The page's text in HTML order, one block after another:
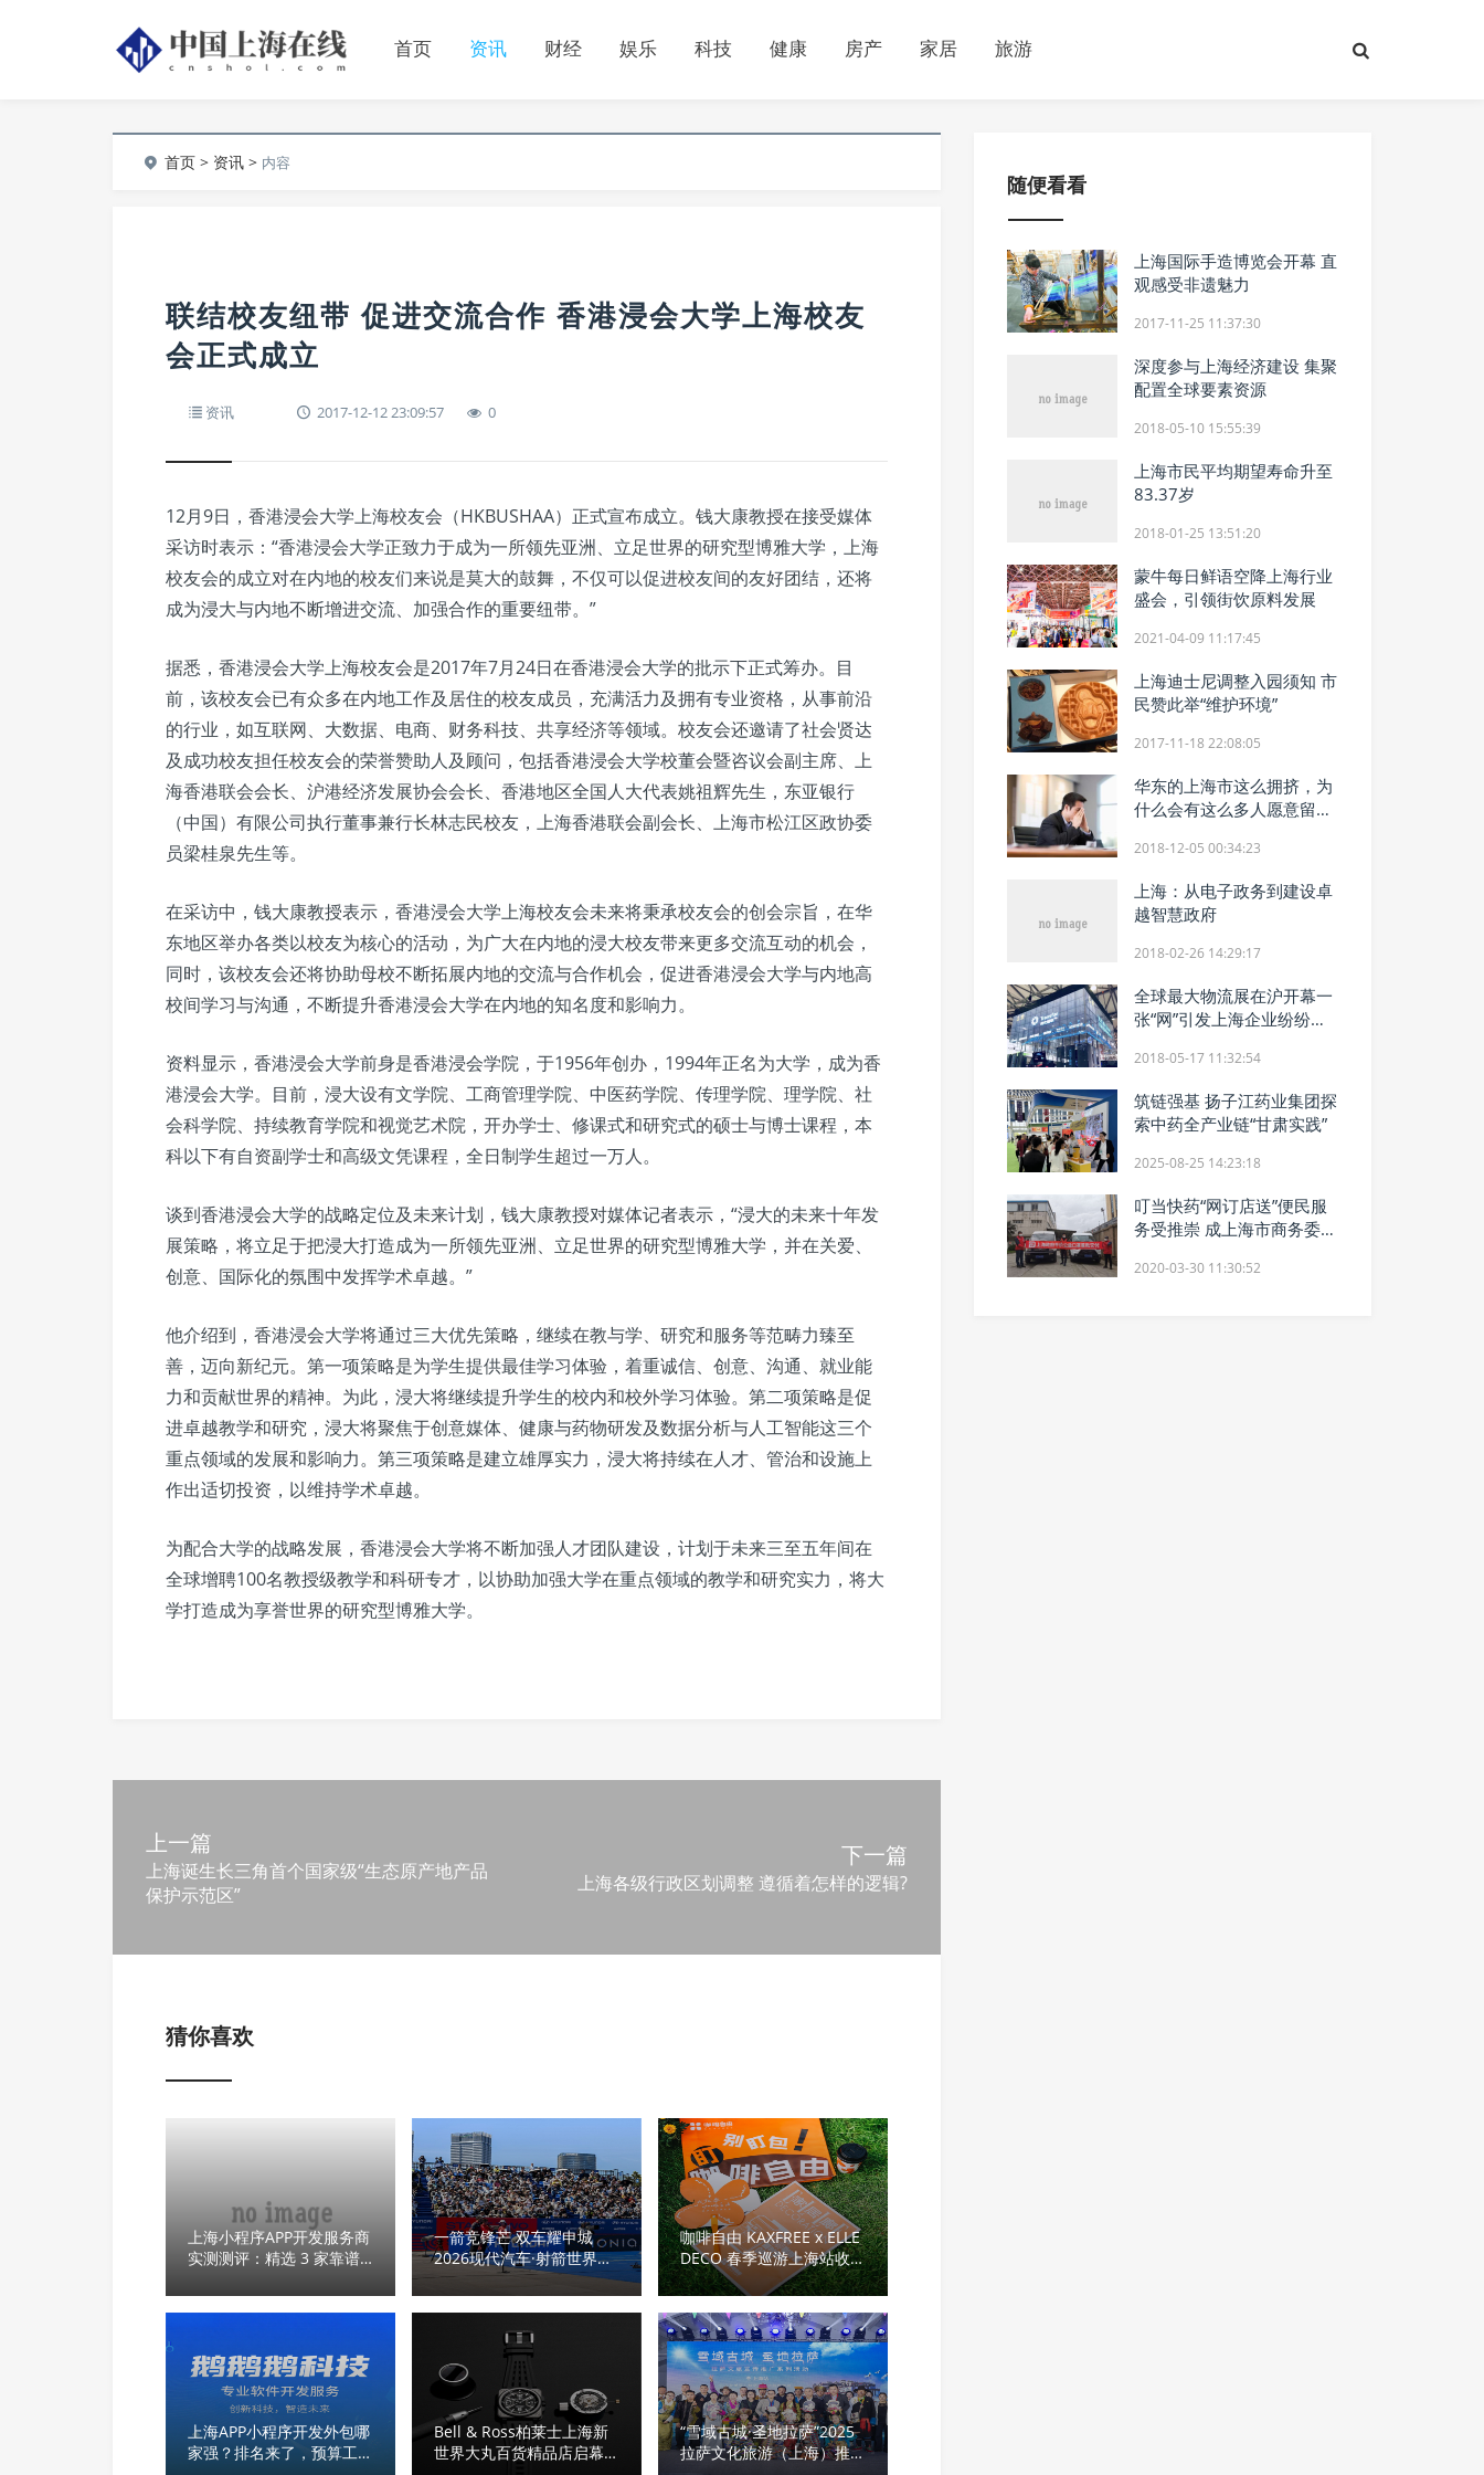
首页 资讯 财经 娱乐 科技 健康 房产 家居 旅游
首页 > 资讯 > 内容
联结校友纽带 促进交流合作 香港浸会大学上海校友
会正式成立
资讯 2017-12-12 23:09:57 0
12月9日，香港浸会大学上海校友会（HKBUSHAA）正式宣布成立。钱大康教授在接受媒体
采访时表示：“香港浸会大学正致力于成为一所领先亚洲、立足世界的研究型博雅大学，上海
校友会的成立对在内地的校友们来说是莫大的鼓舞，不仅可以促进校友间的友好团结，还将
成为浸大与内地不断增进交流、加强合作的重要纽带。”
据悉，香港浸会大学上海校友会是2017年7月24日在香港浸会大学的批示下正式筹办。目
前，该校友会已有众多在内地工作及居住的校友成员，充满活力及拥有专业资格，从事前沿
的行业，如互联网、大数据、电商、财务科技、共享经济等领域。校友会还邀请了社会贤达
及成功校友担任校友会的荣誉赞助人及顾问，包括香港浸会大学校董会暨咨议会副主席、上
海香港联会会长、沪港经济发展协会会长、香港地区全国人大代表姚祖辉先生，东亚银行
（中国）有限公司执行董事兼行长林志民校友，上海香港联会副会长、上海市松江区政协委
员梁桂泉先生等。
在采访中，钱大康教授表示，香港浸会大学上海校友会未来将秉承校友会的创会宗旨，在华
东地区举办各类以校友为核心的活动，为广大在内地的浸大校友带来更多交流互动的机会，
同时，该校友会还将协助母校不断拓展内地的交流与合作机会，促进香港浸会大学与内地高
校间学习与沟通，不断提升香港浸会大学在内地的知名度和影响力。
资料显示，香港浸会大学前身是香港浸会学院，于1956年创办，1994年正名为大学，成为香
港浸会大学。目前，浸大设有文学院、工商管理学院、中医药学院、传理学院、理学院、社
会科学院、持续教育学院和视觉艺术院，开办学士、修课式和研究式的硕士与博士课程，本
科以下有自资副学士和高级文凭课程，全日制学生超过一万人。
谈到香港浸会大学的战略定位及未来计划，钱大康教授对媒体记者表示，“浸大的未来十年发
展策略，将立足于把浸大打造成为一所领先亚洲、立足世界的研究型博雅大学，并在关爱、
创意、国际化的氛围中发挥学术卓越。”
他介绍到，香港浸会大学将通过三大优先策略，继续在教与学、研究和服务等范畴力臻至
善，迈向新纪元。第一项策略是为学生提供最佳学习体验，着重诚信、创意、沟通、就业能
力和贡献世界的精神。为此，浸大将继续提升学生的校内和校外学习体验。第二项策略是促
进卓越教学和研究，浸大将聚焦于创意媒体、健康与药物研发及数据分析与人工智能这三个
重点领域的发展和影响力。第三项策略是建立雄厚实力，浸大将持续在人才、管治和设施上
作出适切投资，以维持学术卓越。
为配合大学的战略发展，香港浸会大学将不断加强人才团队建设，计划于未来三至五年间在
全球增聘100名教授级教学和科研专才，以协助加强大学在重点领域的教学和研究实力，将大
学打造成为享誉世界的研究型博雅大学。
上一篇
上海诞生长三角首个国家级“生态原产地产品
保护示范区”
下一篇
上海各级行政区划调整 遵循着怎样的逻辑?
猜你喜欢
上海小程序APP开发服务商
实测测评：精选 3 家靠谱
一箭竞锋芒 双车耀申城
2026现代汽车·射箭世界杯
赛上海站圆满落幕
咖啡自由 KAXFREE x ELLE
DECO 春季巡游上海站收官
解锁魔都咖啡生活新体验
上海APP小程序开发外包哪
家强？排名来了，预算工具
Bell & Ross柏莱士上海新
世界大丸百货精品店启幕
“雪域古城·圣地拉萨”2025
拉萨文化旅游（上海）推介
随便看看
上海国际手造博览会开幕 直
观感受非遗魅力
2017-11-25 11:37:30
深度参与上海经济建设 集聚
配置全球要素资源
2018-05-10 15:55:39
上海市民平均期望寿命升至
83.37岁
2018-01-25 13:51:20
蒙牛每日鲜语空降上海行业
盛会，引领街饮原料发展
2021-04-09 11:17:45
上海迪士尼调整入园须知 市
民赞此举“维护环境”
2017-11-18 22:08:05
华东的上海市这么拥挤，为
什么会有这么多人愿意留在
2018-12-05 00:34:23
上海：从电子政务到建设卓
越智慧政府
2018-02-26 14:29:17
全球最大物流展在沪开幕一
张“网”引发上海企业纷纷关
2018-05-17 11:32:54
筑链强基 扬子江药业集团探
索中药全产业链“甘肃实践”
2025-08-25 14:23:18
叮当快药“网订店送”便民服
务受推崇 成上海市商务委惠
2020-03-30 11:30:52